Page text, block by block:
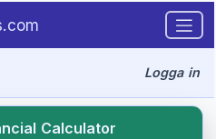
Logga in
Calculator